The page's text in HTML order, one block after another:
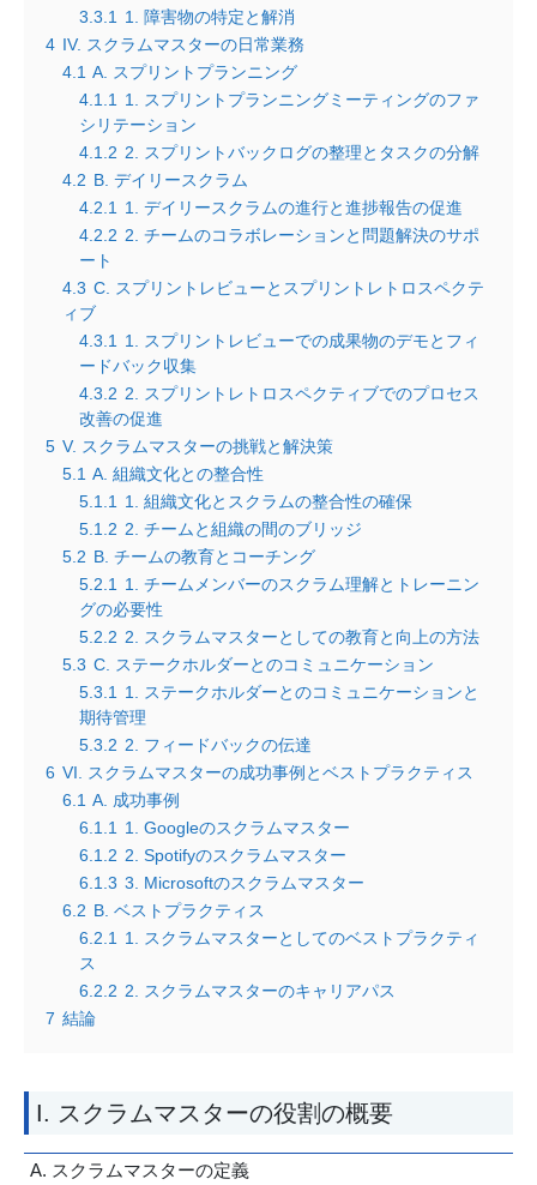
3.3.1
1. 障害物の特定と解消
4 IV. スクラムマスターの日常業務
4.1 A. スプリントプランニング
4.1.1
1. スプリントプランニングミーティングのファ
シリテーション
4.1.2 2. スプリントバックログの整理とタスクの分解
4.2 B. デイリースクラム
4.2.1
1. デイリースクラムの進行と進捗報告の促進
4.2.2 2. チームのコラボレーションと問題解決のサポ
ート
4.3 C. スプリントレビューとスプリントレトロスペクテ
ィブ
4.3.1
1. スプリントレビューでの成果物のデモとフィ
ードバック収集
4.3.2 2. スプリントレトロスペクティブでのプロセス
改善の促進
5 V. スクラムマスターの挑戦と解決策
5.1 A. 組織文化との整合性
5.1.1
1. 組織文化とスクラムの整合性の確保
5.1.2 2. チームと組織の間のブリッジ
5.2 B. チームの教育とコーチング
5.2.1
1. チームメンバーのスクラム理解とトレーニン
グの必要性
5.2.2 2. スクラムマスターとしての教育と向上の方法
5.3 C. ステークホルダーとのコミュニケーション
5.3.1
1. ステークホルダーとのコミュニケーションと
期待管理
5.3.2 2. フィードバックの伝達
6 VI. スクラムマスターの成功事例とベストプラクティス
6.1 A. 成功事例
6.1.1
1. Googleのスクラムマスター
6.1.2 2. Spotifyのスクラムマスター
6.1.3 3. Microsoftのスクラムマスター
6.2 B. ベストプラクティス
6.2.1
1. スクラムマスターとしてのベストプラクティ
ス
6.2.2 2. スクラムマスターのキャリアパス
7 結論
I. スクラムマスターの役割の概要
A. スクラムマスターの定義